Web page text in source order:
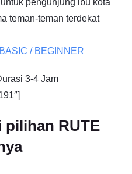
pengunjung ibu kota
teman-teman terdekat
/ BEGINNER
3-4 Jam
pilihan RUTE